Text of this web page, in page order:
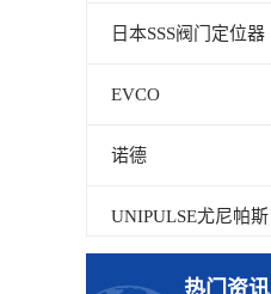
日本SSS阀门定位器
EVCO
诺德
UNIPULSE尤尼帕斯
热门资讯